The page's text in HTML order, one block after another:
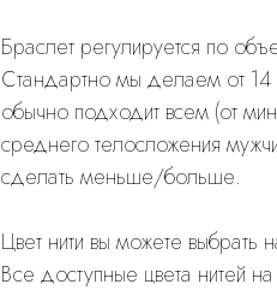
Браслет регулируется по
Стандартно мы делаем от 14
обычно подходит всем (от
среднего телосложения
сделать меньше/больше.
Цвет нити вы можете выбрать
Все доступные цвета нитей